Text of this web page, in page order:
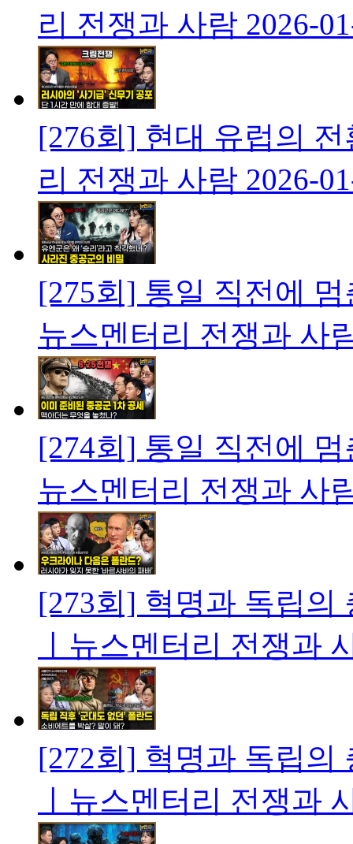
리 전쟁과 사람 2026-
[276회] 현대 유럽의
리 전쟁과 사람 2026-
[275회] 통일 직전에
뉴스멘터리 전쟁과 사
[274회] 통일 직전에
뉴스멘터리 전쟁과 사
[273회] 혁명과 독립의
ㅣ뉴스멘터리 전쟁과
[272회] 혁명과 독립의
ㅣ뉴스멘터리 전쟁과